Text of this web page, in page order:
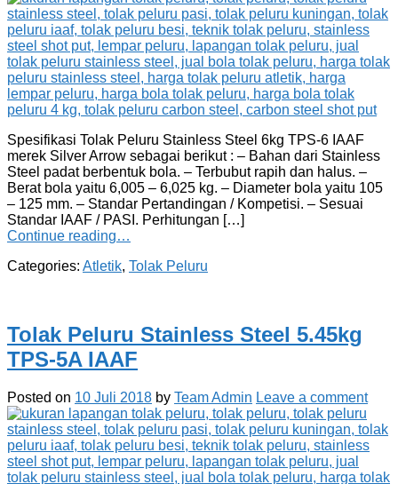
Spesifikasi Tolak Peluru Stainless Steel 6kg TPS-6 IAAF
merek Silver Arrow sebagai berikut : – Bahan dari Stainless
Steel padat berbentuk bola. – Terbubut rapih dan halus. –
Berat bola yaitu 6,005 – 6,025 kg. – Diameter bola yaitu 105
– 125 mm. – Standar Pertandingan / Kompetisi. – Sesuai
Standar IAAF / PASI. Perhitungan […]
Continue reading…
Categories: Atletik, Tolak Peluru
Tolak Peluru Stainless Steel 5.45kg
TPS-5A IAAF
Posted on 10 Juli 2018 by Team Admin Leave a comment